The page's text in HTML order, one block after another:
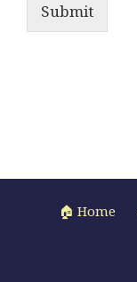
Submit
🏠 Home